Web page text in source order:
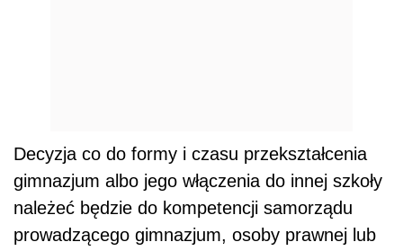
Decyzja co do formy i czasu przekształcenia
gimnazjum albo jego włączenia do innej szkoły
należeć będzie do kompetencji samorządu
prowadzącego gimnazjum, osoby prawnej lub